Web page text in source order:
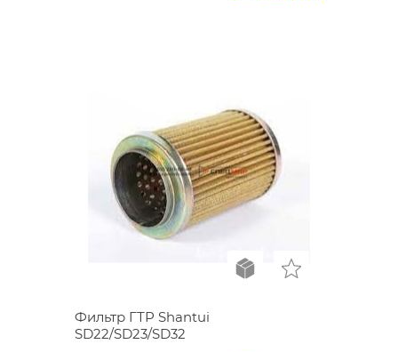
Фильтр ГТР Shantui
SD22/SD23/SD32